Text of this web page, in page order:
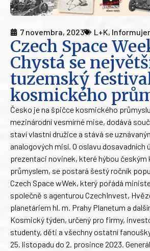
7 novembra, 2023 L+K,
Czech Space
Chystá se
tuzemský
kosmického
Česko je na špičce kosmického
mezinárodní vesmírné mise, dodává
staví vlastní družice a stává se
analogových misí. O oslavu dosavadních
prezentaci novinek, které hýbou
průmyslem, se postará šestý ročník
Czech Space wWek, který pořádá
společně s agenturou CzechInvest,
planetáriem hl. m. Prahy Planetum a
Kosmický týden, určený pro firmy,
studenty, děti a všechny ostatní
25. listopadu do 2. prosince 2023.